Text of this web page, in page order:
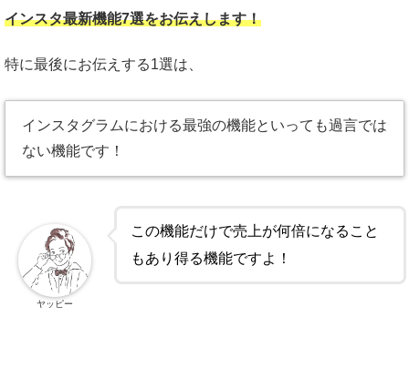
インスタ最新機能7選をお伝えします！
特に最後にお伝えする1選は、
インスタグラムにおける最強の機能といっても過言では
ない機能です！
この機能だけで売上が何倍になること
もあり得る機能ですよ！
ヤッピー